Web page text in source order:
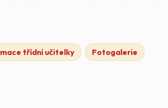
třídní učitelky Fotogalerie